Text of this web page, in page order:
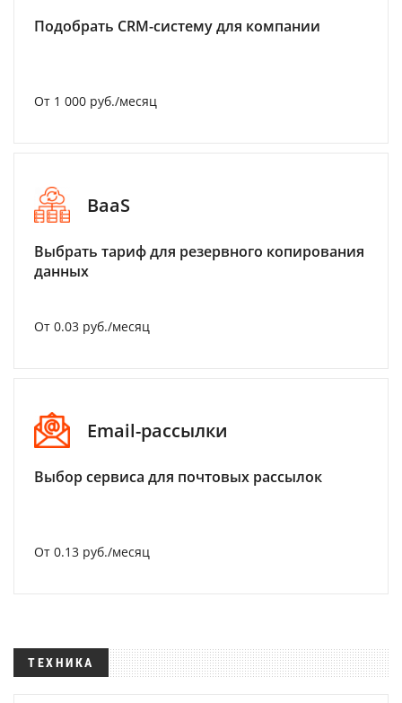
Подобрать CRM-систему для компании
От 1 000 руб./месяц
BaaS
Выбрать тариф для резервного копирования
данных
От 0.03 руб./месяц
Email-рассылки
Выбор сервиса для почтовых рассылок
От 0.13 руб./месяц
ТЕХНИКА